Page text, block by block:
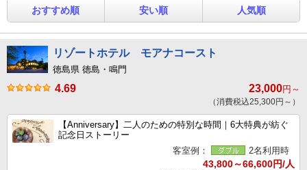
おすすめ順 安い順 人気順
リゾートホテル モアナコースト
徳島県 徳島・鳴門
4.69 23,000円～
（消費税込25,300円～）
【Anniversary】二人のための特別な時間｜6大特典が紡ぐ
記念日ストーリー
客室例：
2名利用時
43,800～66,600円/人